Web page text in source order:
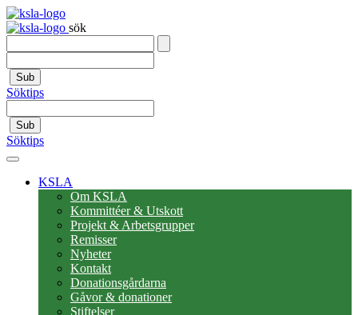
sök
Sub
Söktips
Sub
Söktips
KSLA
Om KSLA
Kommittéer & Utskott
Projekt & Arbetsgrupper
Remisser
Nyheter
Kontakt
Donationsgårdarna
Gåvor & donationer
Stiftelser